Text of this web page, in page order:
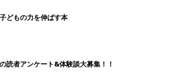
どもの力を伸ばす本
者アンケート&体験談大募集！！